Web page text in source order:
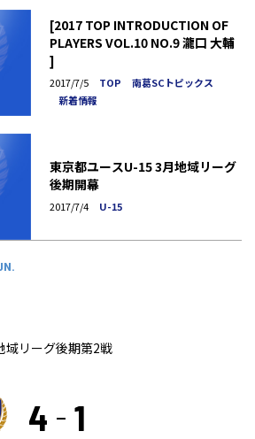
[2017 TOP INTRODUCTION OF
PLAYERS VOL.10 NO.9 瀧口 大輔
]
2017/7/5 TOP
南葛SCトピックス
新着情報
東京都ユースU-15 3月地域リーグ
後期開幕
2017/7/4 U-15
域リーグ後期第2戦
4 1